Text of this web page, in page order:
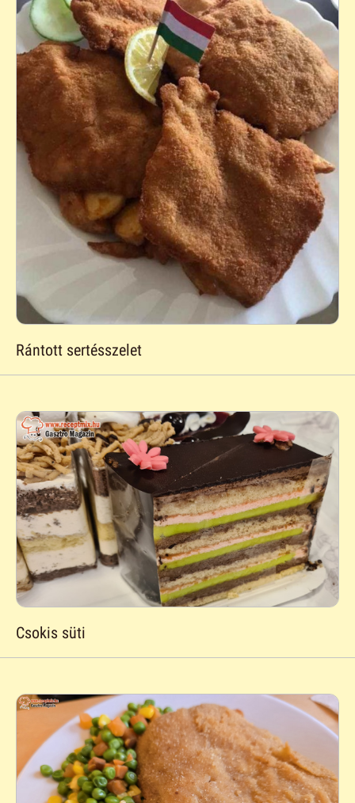
Rántott sertésszelet
Csokis süti